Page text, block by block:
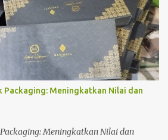
Packaging: Meningkatkan Nilai dan
Meningkatkan Nilai dan